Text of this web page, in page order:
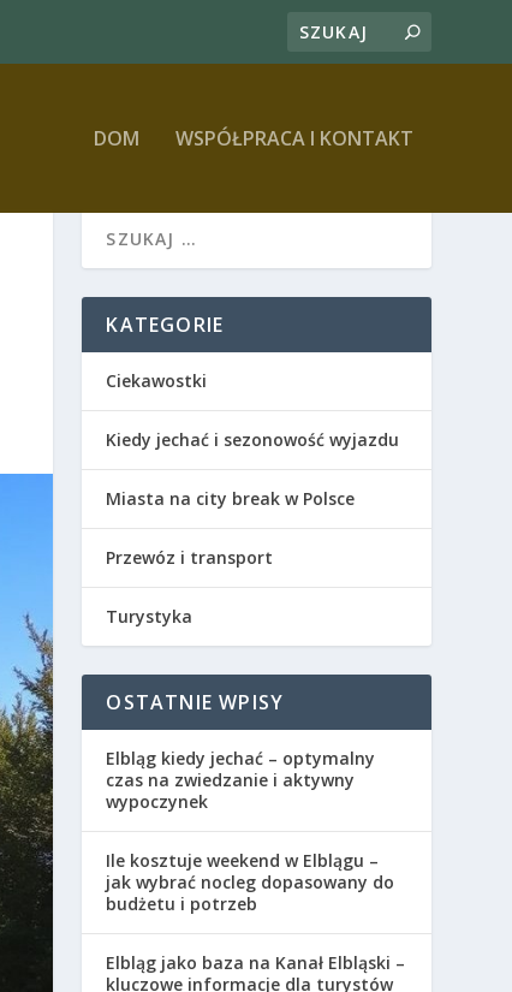
DOM WSPÓŁPRACA I KONTAKT
KATEGORIE
Ciekawostki
Kiedy jechać i sezonowość wyjazdu
Miasta na city break w Polsce
Przewóz i transport
Turystyka
OSTATNIE WPISY
Elbląg kiedy jechać – optymalny
czas na zwiedzanie i aktywny
wypoczynek
Ile kosztuje weekend w Elblągu –
jak wybrać nocleg dopasowany do
budżetu i potrzeb
Elbląg jako baza na Kanał Elbląski –
kluczowe informacje dla turystów